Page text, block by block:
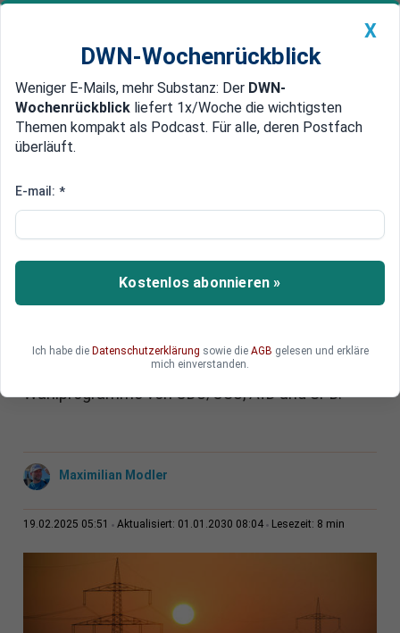
Newsticker MEIN DWN: Geldanlage Premium
Edelmetalle DWN-Magazin China
Wahlprogramme 2025 Vergleich:
wollen CDU/CSU, AfD und SPD
Im Wahlkampf 2025 ist die Energiepolitik nicht so
präsent wie andere Themen, obwohl hohe
mittelständischen Betrieb bis hin zum
Großkonzern alle betrifft. Ein Blick auf die
Wahlprogramme von CDU/CSU, AfD und SPD.
Maximilian Modler
19.02.2025 05:51 Aktualisiert: 01.01.2030 08:04 Lesezeit: 8 min
X
DWN-Wochenrückblick
Weniger E-Mails, mehr Substanz: Der DWN-
Wochenrückblick liefert 1x/Woche die wichtigsten
Themen kompakt als Podcast. Für alle, deren Postfach
überläuft.
E-mail: *
Kostenlos abonnieren »
Ich habe die Datenschutzerklärung sowie die AGB gelesen und erkläre
mich einverstanden.